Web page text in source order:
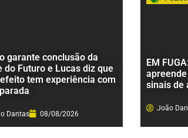
garante conclusão da
do Futuro e Lucas diz que
tem experiência com
Dantas 08/08/2026
EM
sinais de
João